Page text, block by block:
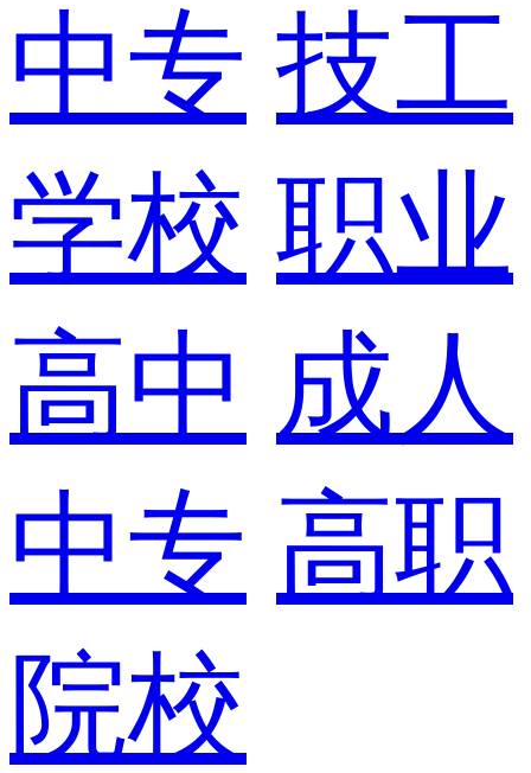
中专 技工
学校 职业
高中 成人
中专 高职
院校